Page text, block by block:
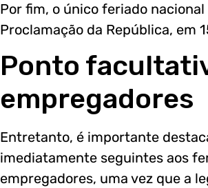
Por fim, o único feriado
Proclamação da República, em
Ponto
empregadores
Entretanto, é importante
imediatamente seguintes aos
empregadores, uma vez que a